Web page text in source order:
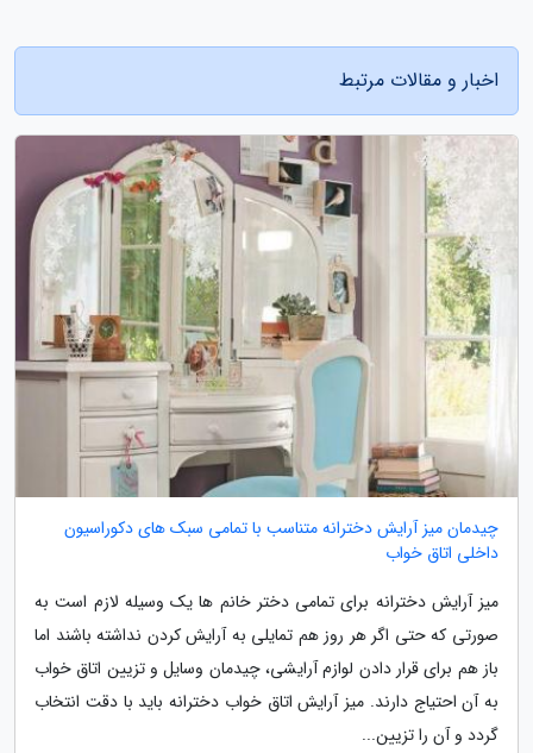
اخبار و مقالات مرتبط
چیدمان میز آرایش دخترانه متناسب با تمامی سبک های دکوراسیون
داخلی اتاق خواب
میز آرایش دخترانه برای تمامی دختر خانم ها یک وسیله لازم است به
صورتی که حتی اگر هر روز هم تمایلی به آرایش کردن نداشته باشند اما
باز هم برای قرار دادن لوازم آرایشی، چیدمان وسایل و تزیین اتاق خواب
به آن احتیاج دارند. میز آرایش اتاق خواب دخترانه باید با دقت انتخاب
گردد و آن را تزیین...